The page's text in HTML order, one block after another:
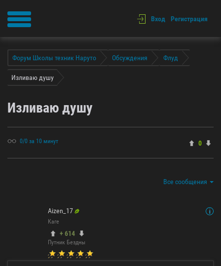
Вход Регистрация
Форум Школы техник Наруто Обсуждения Флуд
Изливаю душу
Изливаю душу
0/0 за 10 минут 0
Все сообщения
Aizen_17
Каге
+ 614
Путник Бездны